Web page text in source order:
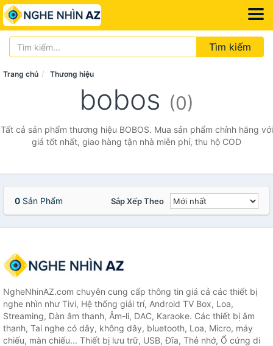
Tìm kiếm
Trang chủ Thương hiệu
bobos (0)
Tất cả sản phẩm thương hiệu BOBOS. Mua sản phẩm chính hãng với
giá tốt nhất, giao hàng tận nhà miễn phí, thu hộ COD
0 Sản Phẩm Sắp Xếp Theo
NgheNhinAZ.com chuyên cung cấp thông tin giá cả các thiết bị
nghe nhìn như Tivi, Hệ thống giải trí, Android TV Box, Loa,
Streaming, Dàn âm thanh, Âm-li, DAC, Karaoke. Các thiết bị âm
thanh, Tai nghe có dây, không dây, bluetooth, Loa, Micro, máy
chiếu, màn chiếu... Thiết bị lưu trữ, USB, Đĩa, Thẻ nhớ, Ổ cứng di